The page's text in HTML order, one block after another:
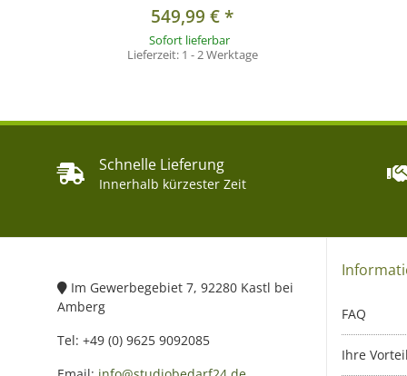
549,99 €*
Sofort lieferbar
Lieferzeit: 1 - 2 Werktage
Schnelle Lieferung
Innerhalb kürzester Zeit
Im Gewerbegebiet 7, 92280 Kastl bei
Amberg
Tel: +49 (0) 9625 9092085
FAQ
Ihre